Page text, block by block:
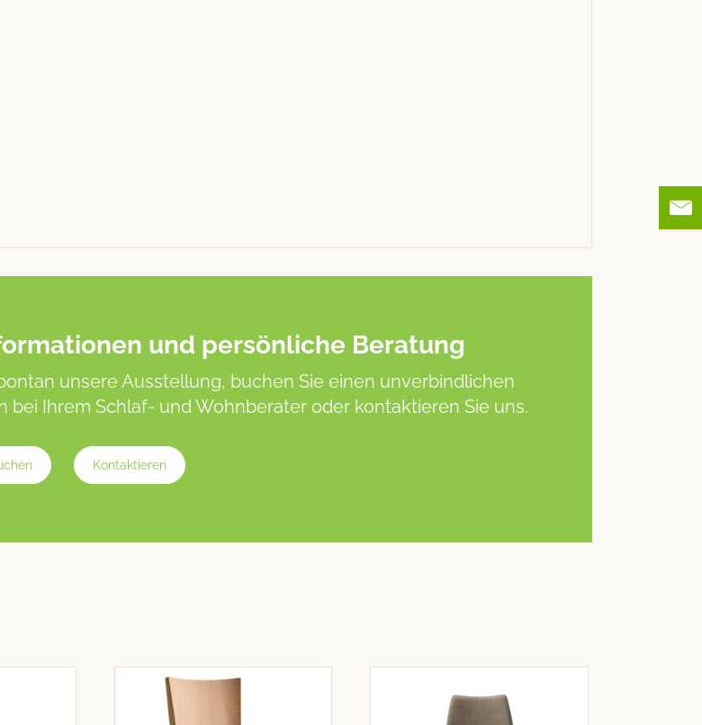
und persönliche Beratung
unsere Ausstellung, buchen Sie einen unverbindlichen
bei Ihrem Schlaf- und Wohnberater oder kontaktieren Sie uns.
Kontaktieren